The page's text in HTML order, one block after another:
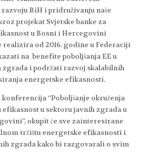
BiH i pridruživanju naše
projekat Svjetske banke za
u Bosni i Hercegovini
realizira od 2016. godine u Federaciji
na benefite poboljšanja EE u
zgrada i podržati razvoj skalabilnih
energetske efikasnosti.
“Poboljšanje okruženja
efikasnost u sektoru javnih zgrada u
okupit će sve zainteresirane
tržištu energetske efikasnosti i
zgrada kako bi razgovarali o svim